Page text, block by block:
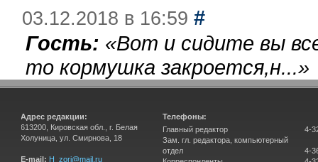
03.12.2018 в 16:59 #
Гость: «Вот и сидите вы
то кормушка закроется,н...»
Адрес редакции:
613200, Кировская обл., г. Белая
Холуница, ул. Смирнова, 18
E-mail: H_zori@mail.ru
Телефоны:
Главный редактор
Зам. гл. редактора, компьютерный
отдел
4-
4-